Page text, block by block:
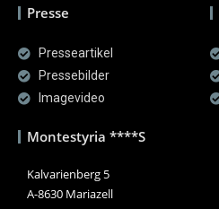
Presse
Presseartikel
Pressebilder
Imagevideo
Montestyria ****S
Kalvarienberg 5
A-8630 Mariazell